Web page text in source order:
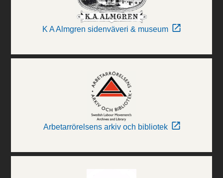
K A Almgren sidenväveri & museum
Arbetarrörelsens arkiv och bibliotek